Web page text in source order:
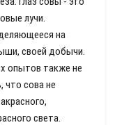
лучи.
на
своей добычи.
опытов также не
что сова не
света.